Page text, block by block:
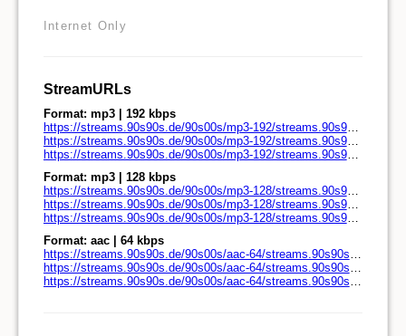
Internet Only
StreamURLs
Format: mp3 | 192 kbps
https://streams.90s90s.de/90s00s/mp3-192/streams.90s90s.de/
https://streams.90s90s.de/90s00s/mp3-192/streams.90s90s.de/play.pls
https://streams.90s90s.de/90s00s/mp3-192/streams.90s90s.de/play.m3u
Format: mp3 | 128 kbps
https://streams.90s90s.de/90s00s/mp3-128/streams.90s90s.de/
https://streams.90s90s.de/90s00s/mp3-128/streams.90s90s.de/play.pls
https://streams.90s90s.de/90s00s/mp3-128/streams.90s90s.de/play.m3u
Format: aac | 64 kbps
https://streams.90s90s.de/90s00s/aac-64/streams.90s90s.de/
https://streams.90s90s.de/90s00s/aac-64/streams.90s90s.de/play.pls
https://streams.90s90s.de/90s00s/aac-64/streams.90s90s.de/play.m3u